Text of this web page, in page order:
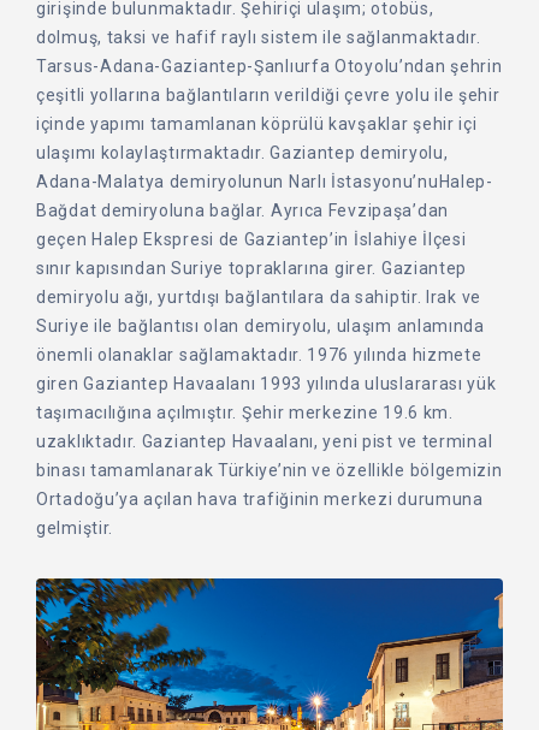
girişinde bulunmaktadır. Şehiriçi ulaşım; otobüs,
dolmuş, taksi ve hafif raylı sistem ile sağlanmaktadır.
Tarsus-Adana-Gaziantep-Şanlıurfa Otoyolu’ndan şehrin
çeşitli yollarına bağlantıların verildiği çevre yolu ile şehir
içinde yapımı tamamlanan köprülü kavşaklar şehir içi
ulaşımı kolaylaştırmaktadır. Gaziantep demiryolu,
Adana-Malatya demiryolunun Narlı İstasyonu’nuHalep-
Bağdat demiryoluna bağlar. Ayrıca Fevzipaşa’dan
geçen Halep Ekspresi de Gaziantep’in İslahiye İlçesi
sınır kapısından Suriye topraklarına girer. Gaziantep
demiryolu ağı, yurtdışı bağlantılara da sahiptir. Irak ve
Suriye ile bağlantısı olan demiryolu, ulaşım anlamında
önemli olanaklar sağlamaktadır. 1976 yılında hizmete
giren Gaziantep Havaalanı 1993 yılında uluslararası yük
taşımacılığına açılmıştır. Şehir merkezine 19.6 km.
uzaklıktadır. Gaziantep Havaalanı, yeni pist ve terminal
binası tamamlanarak Türkiye’nin ve özellikle bölgemizin
Ortadoğu’ya açılan hava trafiğinin merkezi durumuna
gelmiştir.